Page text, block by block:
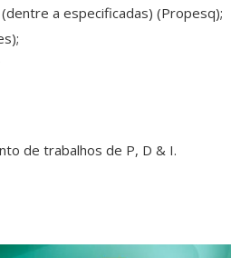
a especificadas) (Propesq);
de trabalhos de P, D & I.